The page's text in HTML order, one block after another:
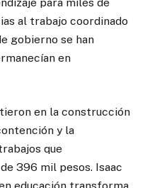
al trabajo coordinado
gobierno se han
en
en la construcción
y la
que
396 mil pesos. Isaac